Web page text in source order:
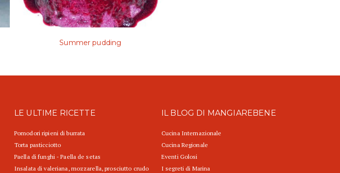
Summer pudding
LE ULTIME RICETTE
Pomodori ripieni di burrata
Torta pasticciotto
Paella di funghi - Paella de setas
Insalata di valeriana, mozzarella, prosciutto crudo
IL BLOG DI MANGIAREBENE
Cucina Internazionale
Cucina Regionale
Eventi Golosi
I segreti di Marina